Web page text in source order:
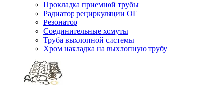
Прокладка приемной трубы
Радиатор рециркуляции ОГ
Резонатор
Соединительные хомуты
Труба выхлопной системы
Хром накладка на выхлопную трубу